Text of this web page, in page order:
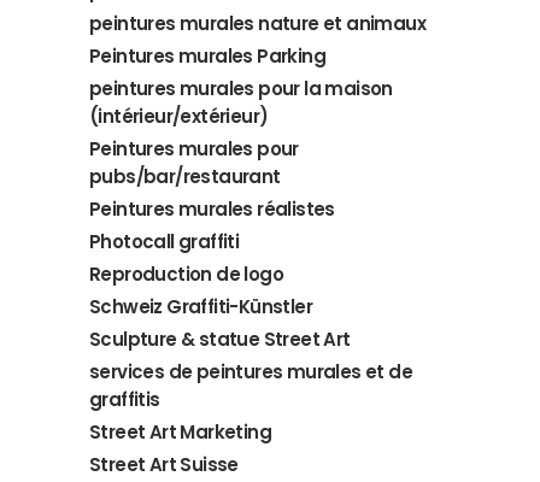
peintures murales nature et animaux
Peintures murales Parking
peintures murales pour la maison
(intérieur/extérieur)
Peintures murales pour
pubs/bar/restaurant
Peintures murales réalistes
Photocall graffiti
Reproduction de logo
Schweiz Graffiti-Künstler
Sculpture & statue Street Art
services de peintures murales et de
graffitis
Street Art Marketing
Street Art Suisse